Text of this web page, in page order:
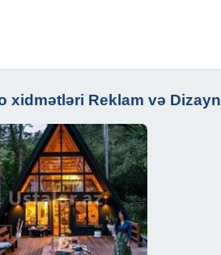
xidmətləri Reklam və Dizayn